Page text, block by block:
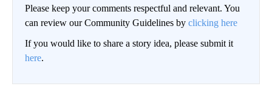
Please keep your comments respectful and relevant. You
can review our Community Guidelines by clicking here
If you would like to share a story idea, please submit it
here.